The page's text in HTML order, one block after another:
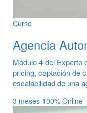
Curso
Agencia
Módulo 4 del Experto
pricing, captación de
escalabilidad de una
3 meses 100% Online